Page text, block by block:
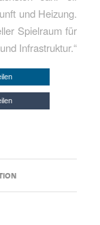
und Heizung.
Spielraum für
Infrastruktur.“